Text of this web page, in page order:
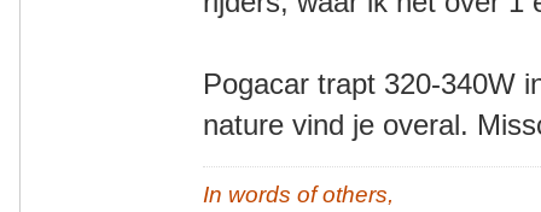
Pogacar trapt 320-340W
nature vind je overal.
In words of others,